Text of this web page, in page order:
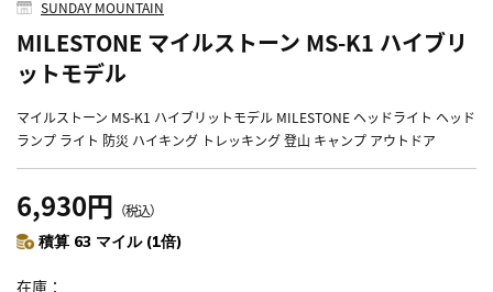
SUNDAY MOUNTAIN
MILESTONE マイルストーン MS-K1 ハイブリ
ットモデル
マイルストーン MS-K1 ハイブリットモデル MILESTONE ヘッドライト ヘッド
ランプ ライト 防災 ハイキング トレッキング 登山 キャンプ アウトドア
6,930円 （税込）
積算 63 マイル (1倍)
在庫